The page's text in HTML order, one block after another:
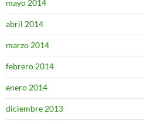
mayo 2014
abril 2014
marzo 2014
febrero 2014
enero 2014
diciembre 2013